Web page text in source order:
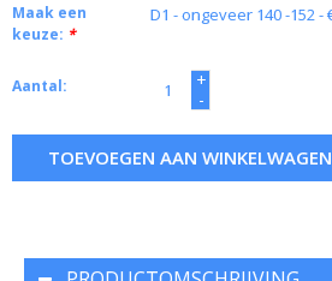
Maak een
keuze: *
Aantal:
+
-
TOEVOEGEN AAN WINKELWAGEN